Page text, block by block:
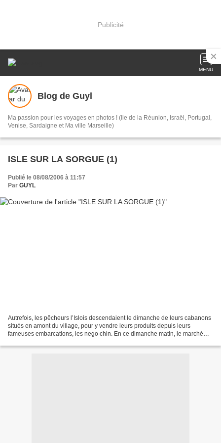
Publicité
MENU
Blog de Guyl
Ma passion pour les voyages en photos ! (Ile de la Réunion, Israël, Portugal,
Venise, Sardaigne et Ma ville Marseille)
ISLE SUR LA SORGUE (1)
Publié le 08/08/2006 à 11:57
Par GUYL
Autrefois, les pêcheurs l’Islois descendaient le dimanche de leurs cabanons
situés en amont du village, pour y vendre leurs produits depuis leurs
fameuses embarcations, les nego chin. En ce dimanche matin, le marché